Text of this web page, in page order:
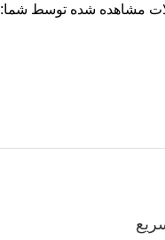
مشاهده شده توسط شما: